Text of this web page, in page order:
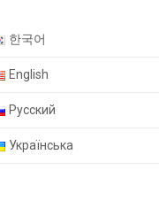
한국어
English
Русский
Українська